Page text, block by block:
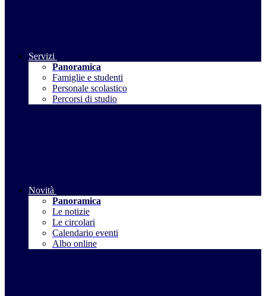
Servizi
Panoramica
Famiglie e studenti
Personale scolastico
Percorsi di studio
Novità
Panoramica
Le notizie
Le circolari
Calendario eventi
Albo online